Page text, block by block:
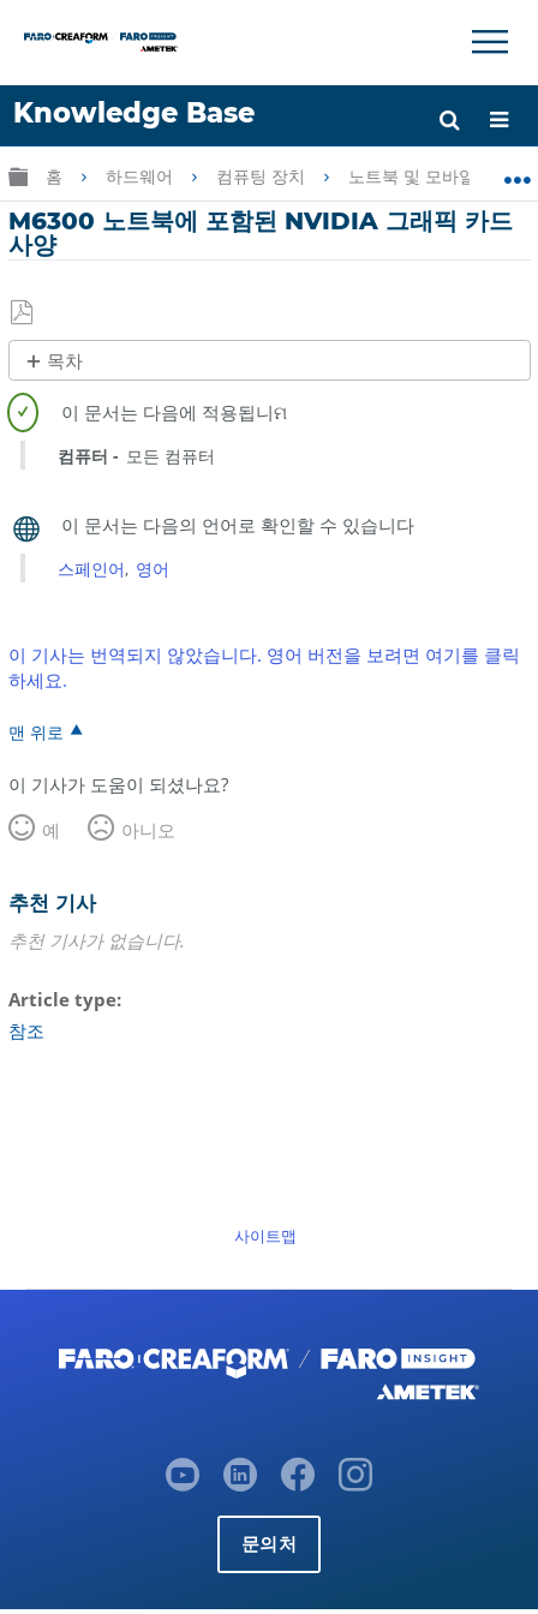
Knowledge Base
언어
도움 받기 로그인
×
글로벌 계층 확장/축소
홈 하드웨어 컴퓨팅 장치 노트북 및 모바일
M6300 노트북에 포함된 NVIDIA 그래픽 카드
사양
PDF
로
저
장
목차
제
목
없
음
컴퓨터 모든 컴퓨터
스페인어 영어
이 기사는 번역되지 않았습니다. 영어 버전을 보려면 여기를 클릭
하세요.
맨 위로
이 기사가 도움이 되셨나요?
예
아니오
추천 기사
추천 기사가 없습니다.
Article type
참조
사이트맵
문의처